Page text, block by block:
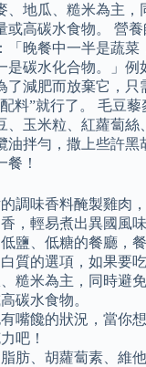
、地瓜、糙米為主，
或高碳水食物。 營養
「晚餐中一半是蔬菜
是碳水化合物。」例
了減肥而放棄它，只
料”就行了。 毛豆藜
、玉米粒、紅蘿蔔絲
拌勻，撒上些許黑
餐！
調味香料醃製雞肉
，輕易煮出異國風味
鹽、低糖的餐廳，
質的選項，如果要
糙米為主，同時避免
碳水食物。
嘴饞的狀況，當你
吧！
肪、胡蘿蔔素、維他